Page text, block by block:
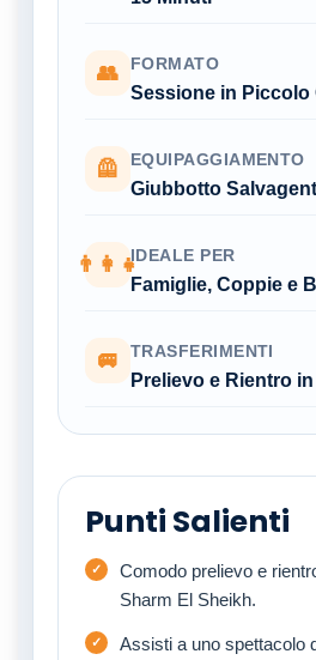
👥 FORMATO
Sessione in Piccolo
🦺 EQUIPAGGIAMENTO
Giubbotto
👨‍👩‍👧IDEALE PER
Famiglie, Coppie e
🚐 TRASFERIMENTI
Prelievo e Rientro in
Punti Salienti
Comodo prelievo e
Sharm El Sheikh.
Assisti a uno spettacolo